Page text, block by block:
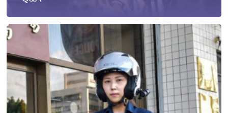
遭受性侵害時，可向哪些單位求助？
發生性侵害案件後，我可以請社工陪同嗎?
發生性侵害案件後，我需要去驗傷嗎?
遇到性騷擾案件之處理？